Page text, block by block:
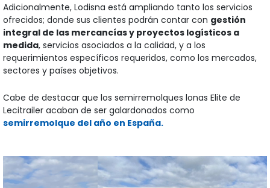
Adicionalmente, Lodisna está ampliando tanto los servicios
ofrecidos; donde sus clientes podrán contar con gestión
integral de las mercancías y proyectos logísticos a
medida, servicios asociados a la calidad, y a los
requerimientos específicos requeridos, como los mercados,
sectores y países objetivos.
Cabe de destacar que los semirremolques lonas Elite de
Lecitrailer acaban de ser galardonados como
semirremolque del año en España.